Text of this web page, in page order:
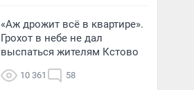
«Аж дрожит всё в квартире».
Грохот в небе не дал
выспаться жителям Кстово
10 361 58